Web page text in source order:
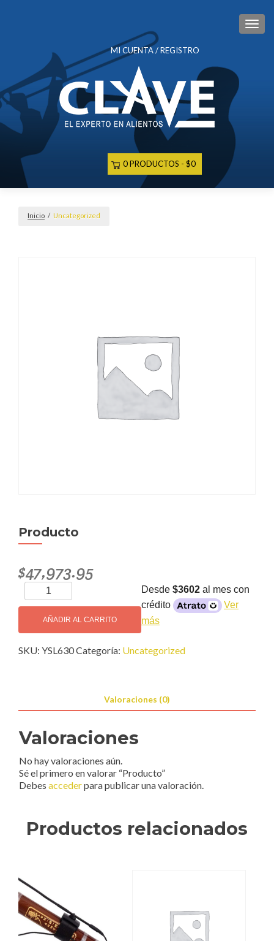
MI CUENTA / REGISTRO
0 PRODUCTOS $0
Inicio / Uncategorized
Producto
$47,973.95
Producto
cantidad
AÑADIR AL CARRITO
Desde $3602 al mes con
crédito
Ver
más
SKU: YSL630Categoría: Uncategorized
Valoraciones (0)
Valoraciones
No hay valoraciones aún.
Sé el primero en valorar “Producto”
Debes accederpara publicar una valoración.
Productos relacionados